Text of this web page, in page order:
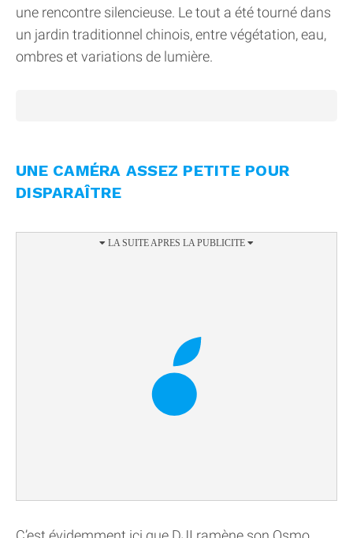
une rencontre silencieuse. Le tout a été tourné dans
un jardin traditionnel chinois, entre végétation, eau,
ombres et variations de lumière.
UNE CAMÉRA ASSEZ PETITE POUR
DISPARAÎTRE